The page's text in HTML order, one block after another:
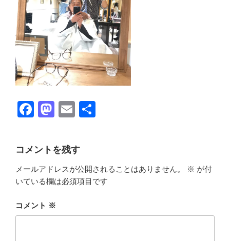
F
c
e
b
o
o
M
st
o
d
o
n
E
ail
コメントを残す
メールアドレスが公開されることはありません。 ※ が付
いている欄は必須項目です
コメント ※